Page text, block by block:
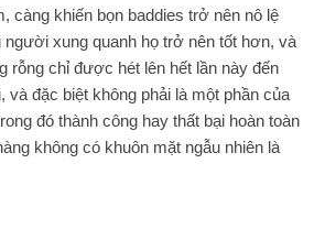
càng khiến bọn baddies trở nên nô lệ
xung quanh họ trở nên tốt hơn, và
rỗng chỉ được hét lên hết lần này đến
đặc biệt không phải là một phần của
đó thành công hay thất bại hoàn toàn
không có khuôn mặt ngẫu nhiên là